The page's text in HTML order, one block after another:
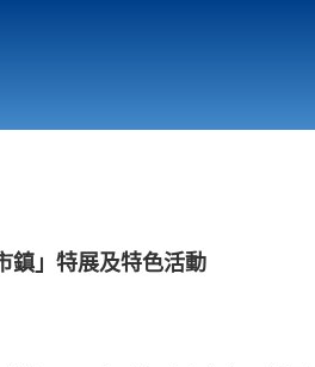
鎮」特展及特色活動